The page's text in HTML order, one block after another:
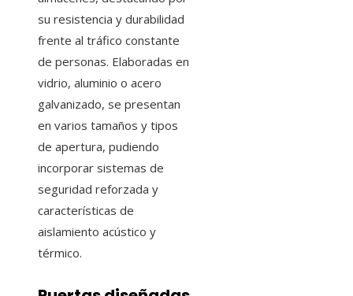
su resistencia y durabilidad
frente al tráfico constante
de personas. Elaboradas en
vidrio, aluminio o acero
galvanizado, se presentan
en varios tamaños y tipos
de apertura, pudiendo
incorporar sistemas de
seguridad reforzada y
características de
aislamiento acústico y
térmico.